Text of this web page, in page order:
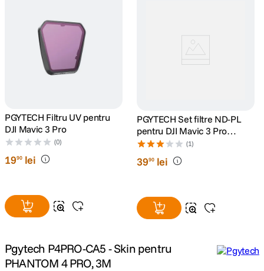
canon sx740 hs
lavaliera
8. dji mic mini
dji osmo
PGYTECH Filtru UV pentru
DJI Mavic 3 Pro
(0)
1990 lei
PGYTECH Set filtre ND-PL
pentru DJI Mavic 3 Pro
(NDPL 8 16 32 64)
(1)
3990 lei
Pgytech P4PRO-CA5 - Skin pentru
PHANTOM 4 PRO, 3M